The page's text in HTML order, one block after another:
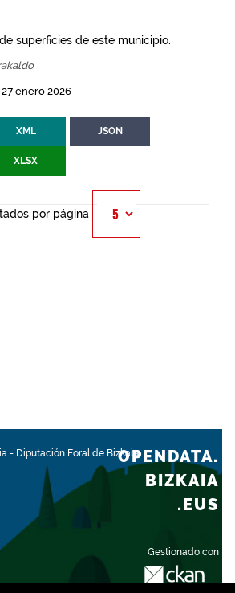
superficies de este municipio.
enero 2026
XML JSON
XLSX
por página
- Diputación Foral de Bizkaia
Gestionado con
OPENDATA.
BIZKAIA
.EUS